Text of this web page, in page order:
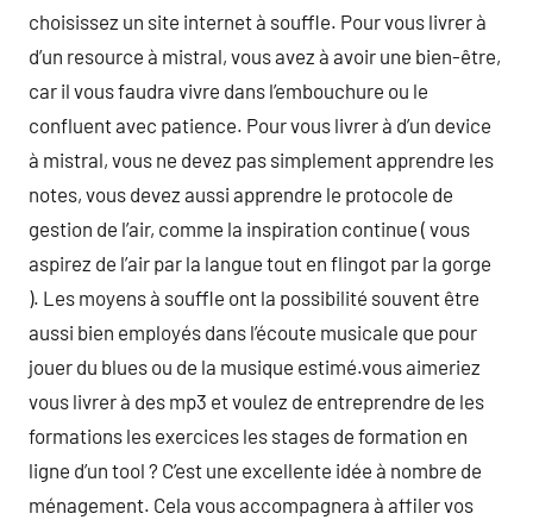
choisissez un site internet à souffle. Pour vous livrer à
d’un resource à mistral, vous avez à avoir une bien-être,
car il vous faudra vivre dans l’embouchure ou le
confluent avec patience. Pour vous livrer à d’un device
à mistral, vous ne devez pas simplement apprendre les
notes, vous devez aussi apprendre le protocole de
gestion de l’air, comme la inspiration continue ( vous
aspirez de l’air par la langue tout en flingot par la gorge
). Les moyens à souffle ont la possibilité souvent être
aussi bien employés dans l’écoute musicale que pour
jouer du blues ou de la musique estimé.vous aimeriez
vous livrer à des mp3 et voulez de entreprendre de les
formations les exercices les stages de formation en
ligne d’un tool ? C’est une excellente idée à nombre de
ménagement. Cela vous accompagnera à affiler vos